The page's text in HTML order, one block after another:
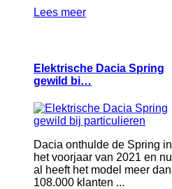
Lees meer
Elektrische Dacia Spring
gewild bi…
Dacia onthulde de Spring in
het voorjaar van 2021 en nu
al heeft het model meer dan
108.000 klanten ...